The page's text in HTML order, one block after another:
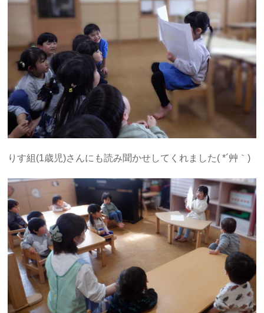
りす組(1歳児)さんにも読み聞かせしてくれました( *´艸｀)